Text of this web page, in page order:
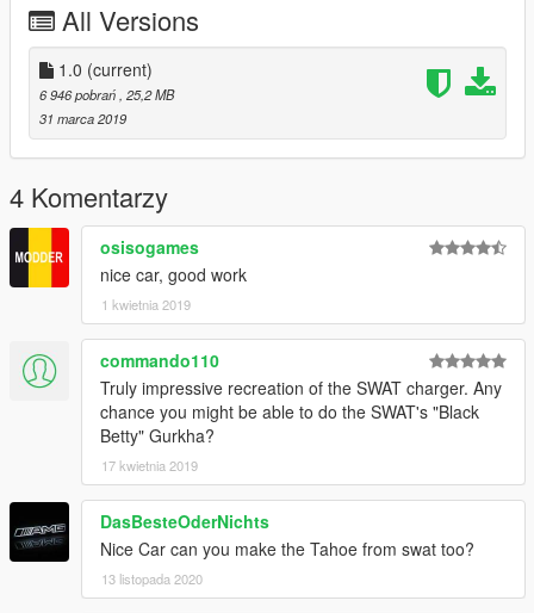
All Versions
1.0 (current)
6 946 pobrań , 25,2 MB
31 marca 2019
4 Komentarzy
osisogames
nice car, good work
1 kwietnia 2019
commando110
Truly impressive recreation of the SWAT charger. Any
chance you might be able to do the SWAT's "Black
Betty" Gurkha?
17 kwietnia 2019
DasBesteOderNichts
Nice Car can you make the Tahoe from swat too?
13 listopada 2020